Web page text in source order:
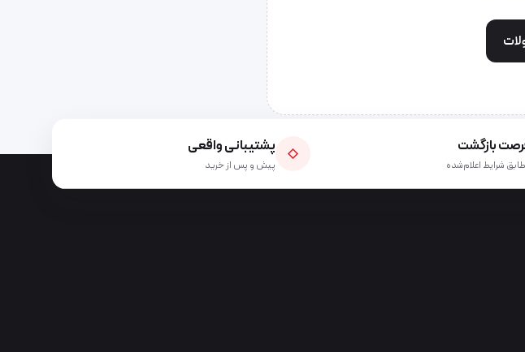
بازگشت
شرایط اعلام‌شده
◇ پشتیبانی واقعی
پیش و پس از خرید